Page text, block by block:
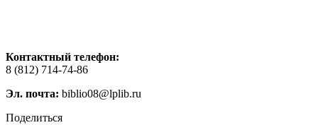
Контактный телефон:
8 (812) 714-74-86
Эл. почта: biblio08@lplib.ru
Поделиться